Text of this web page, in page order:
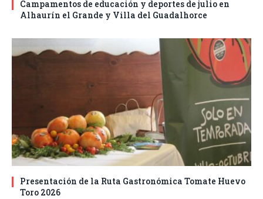
Campamentos de educación y deportes de julio en
Alhaurín el Grande y Villa del Guadalhorce
Presentación de la Ruta Gastronómica Tomate Huevo
Toro 2026